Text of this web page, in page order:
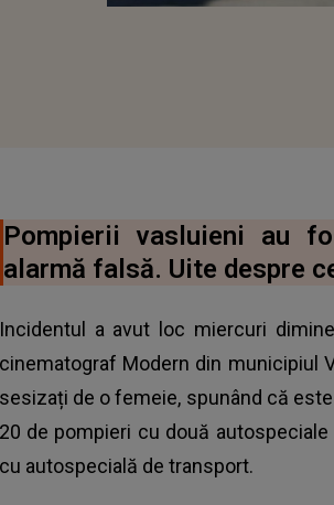
ARTICOLUL
Pompierii vasluieni au
alarmă falsă. Uite despre
Incidentul a avut loc miercuri
cinematograf Modern din municipiul
sesizați de o femeie, spunând că
20 de pompieri cu două
cu autospecială de transport.